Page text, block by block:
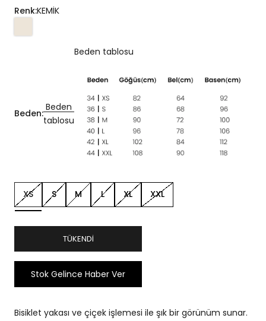
Renk:KEMİK
Beden:
Beden
tablosu
Beden tablosu
XS S M L XL XXL
TÜKENDI
Stok Gelince Haber Ver
Bisiklet yakası ve çiçek işlemesi ile şık bir görünüm sunar.